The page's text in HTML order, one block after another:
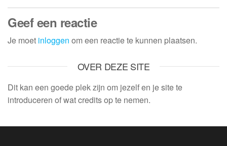
Geef een reactie
Je moet inloggen om een reactie te kunnen plaatsen.
OVER DEZE SITE
Dit kan een goede plek zijn om jezelf en je site te
introduceren of wat credits op te nemen.